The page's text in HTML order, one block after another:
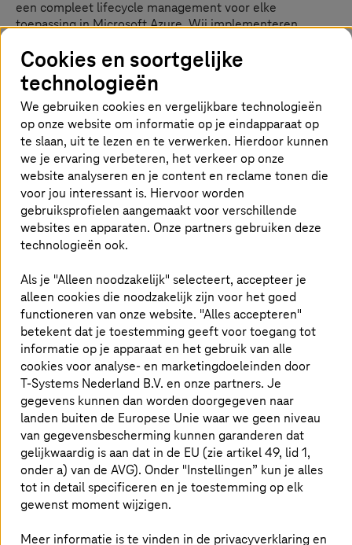
een compleet lifecycle management voor elke
toepassing in Microsoft Azure. Wij implementeren,
samenwerking met onze klanten. Hoe jouw Azure-
infrastructuur ook is opgezet, als er een probleem is,
behandelen wij dat onmiddellijk, zodat je geen verdere
stappen hoeft te ondernemen. Managed Cloud Services
for Azure is ontworpen naar het voorbeeld van de
schaalbare Enterprise Landing Zone van Microsoft. De
service implementeert de best practices en ervaringen
en omvat ook de sleutelelementen van het Cloud
Adoption Framework.
Er zijn twee serviceniveaus: Foundation, dat de
basisconfiguratie en implementatie van de beveiligde
Azure Landing Zone-modules omvat, en Advanced, dat
toepassing en infrastructuur in Azure met de
operationele excellentie vanT-Systems. Met onze
Managed Azure Services kunnen klanten zich op hun
bedrijf concentreren, terwijl wij de uitgebreide taken van
implementatie, beheer en beveiliging van
cloudresources op ons nemen.
Naadloze Cloud Migration met
Microsoft Azure
Cloud Migration is een grote stap en Microsoft Azure
maakt deze overstap naadloos. Bekijk deze video om te
beveiliging kunt verhogen en de kosten effectief kunt
Cookies en soortgelijke
technologieën
We gebruiken cookies en vergelijkbare technologieën
op onze website om informatie op je eindapparaat op
te slaan, uit te lezen en te verwerken. Hierdoor kunnen
we je ervaring verbeteren, het verkeer op onze
website analyseren en je content en reclame tonen die
voor jou interessant is. Hiervoor worden
gebruiksprofielen aangemaakt voor verschillende
websites en apparaten. Onze partners gebruiken deze
technologieën ook.
Als je "Alleen noodzakelijk" selecteert, accepteer je
alleen cookies die noodzakelijk zijn voor het goed
functioneren van onze website. "Alles accepteren"
betekent dat je toestemming geeft voor toegang tot
informatie op je apparaat en het gebruik van alle
cookies voor analyse- en marketingdoeleinden door
T-Systems Nederland B.V. en onze partners. Je
gegevens kunnen dan worden doorgegeven naar
landen buiten de Europese Unie waar we geen niveau
van gegevensbescherming kunnen garanderen dat
gelijkwaardig is aan dat in de EU (zie artikel 49, lid 1,
onder a) van de AVG). Onder "Instellingen” kun je alles
tot in detail specificeren en je toestemming op elk
gewenst moment wijzigen.
Meer informatie is te vinden in de privacyverklaring en